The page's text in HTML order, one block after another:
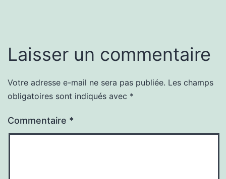
Laisser un commentaire
Votre adresse e-mail ne sera pas publiée. Les champs
obligatoires sont indiqués avec *
Commentaire *